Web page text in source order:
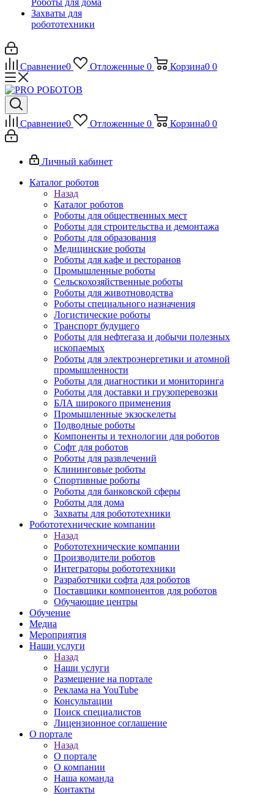
Роботы для дома
Захваты для
робототехники
Сравнение0 Отложенные 0 Корзина0 0
Сравнение0 Отложенные 0 Корзина0 0
Личный кабинет
Каталог роботов
Назад
Каталог роботов
Роботы для общественных мест
Роботы для строительства и демонтажа
Роботы для образования
Медицинские роботы
Роботы для кафе и ресторанов
Промышленные роботы
Сельскохозяйственные роботы
Роботы для животноводства
Роботы специального назначения
Логистические роботы
Транспорт будущего
Роботы для нефтегаза и добычи полезных
ископаемых
Роботы для электроэнергетики и атомной
промышленности
Роботы для диагностики и мониторинга
Роботы для доставки и грузоперевозки
БЛА широкого применения
Промышленные экзоскелеты
Подводные роботы
Компоненты и технологии для роботов
Софт для роботов
Роботы для развлечений
Клининговые роботы
Спортивные роботы
Роботы для банковской сферы
Роботы для дома
Захваты для робототехники
Робототехнические компании
Назад
Робототехнические компании
Производители роботов
Интеграторы робототехники
Разработчики софта для роботов
Поставщики компонентов для роботов
Обучающие центры
Обучение
Медиа
Мероприятия
Наши услуги
Назад
Наши услуги
Размещение на портале
Реклама на YouTube
Консультации
Поиск специалистов
Лицензионное соглашение
О портале
Назад
О портале
О компании
Наша команда
Контакты